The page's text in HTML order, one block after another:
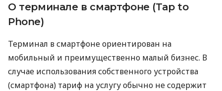
О терминале в смартфоне (Tap to
Phone)
Терминал в смартфоне ориентирован на
мобильный и преимущественно малый бизнес. В
случае использования собственного устройства
(смартфона) тариф на услугу обычно не содержит